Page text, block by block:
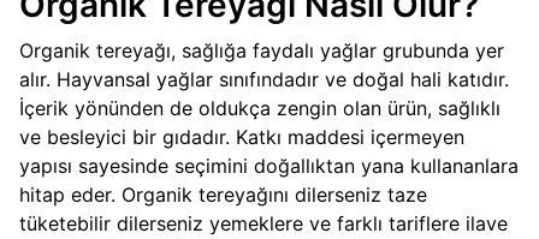
Organik tereyağı, sağlığa faydalı yağlar grubunda yer
alır. Hayvansal yağlar sınıfındadır ve doğal hali katıdır.
İçerik yönünden de oldukça zengin olan ürün, sağlıklı
ve besleyici bir gıdadır. Katkı maddesi içermeyen
yapısı sayesinde seçimini doğallıktan yana kullananlara
hitap eder. Organik tereyağını dilerseniz taze
tüketebilir dilerseniz yemeklere ve farklı tariflere ilave